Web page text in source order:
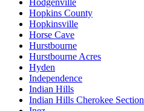
Hopkins County
Hopkinsville
Horse Cave
Hurstbourne
Hurstbourne Acres
Hyden
Independence
Indian Hills
Indian Hills Cherokee Section